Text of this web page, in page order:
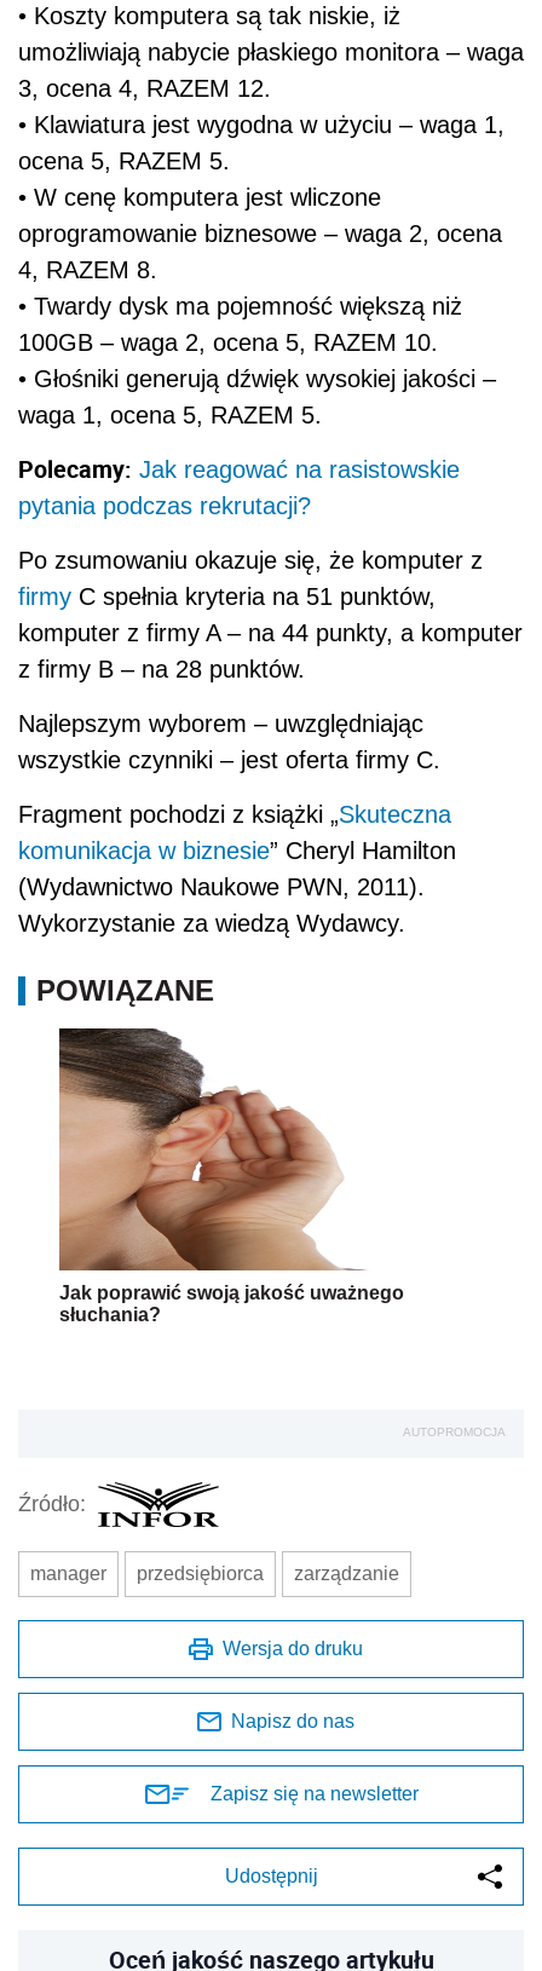
• Koszty komputera są tak niskie, iż
umożliwiają nabycie płaskiego monitora – waga
3, ocena 4, RAZEM 12.
• Klawiatura jest wygodna w użyciu – waga 1,
ocena 5, RAZEM 5.
• W cenę komputera jest wliczone
oprogramowanie biznesowe – waga 2, ocena
4, RAZEM 8.
• Twardy dysk ma pojemność większą niż
100GB – waga 2, ocena 5, RAZEM 10.
• Głośniki generują dźwięk wysokiej jakości –
waga 1, ocena 5, RAZEM 5.
Polecamy: Jak reagować na rasistowskie
pytania podczas rekrutacji?
Po zsumowaniu okazuje się, że komputer z
firmy C spełnia kryteria na 51 punktów,
komputer z firmy A – na 44 punkty, a komputer
z firmy B – na 28 punktów.
Najlepszym wyborem – uwzględniając
wszystkie czynniki – jest oferta firmy C.
Fragment pochodzi z książki „Skuteczna
komunikacja w biznesie” Cheryl Hamilton
(Wydawnictwo Naukowe PWN, 2011).
Wykorzystanie za wiedzą Wydawcy.
POWIĄZANE
Jak poprawić swoją jakość uważnego
słuchania?
AUTOPROMOCJA
Źródło:
manager przedsiębiorca zarządzanie
Wersja do druku
Napisz do nas
Zapisz się na newsletter
Udostępnij
Oceń jakość naszego artykułu